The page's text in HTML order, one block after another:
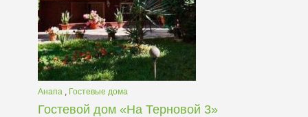
Анапа , Гостевые дома
Гостевой дом «На Терновой 3»